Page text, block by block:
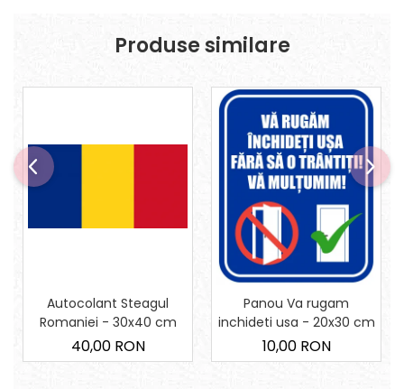
Produse similare
Autocolant Steagul
Romaniei - 30x40 cm
40,00 RON
Panou Va rugam
inchideti usa - 20x30 cm
10,00 RON